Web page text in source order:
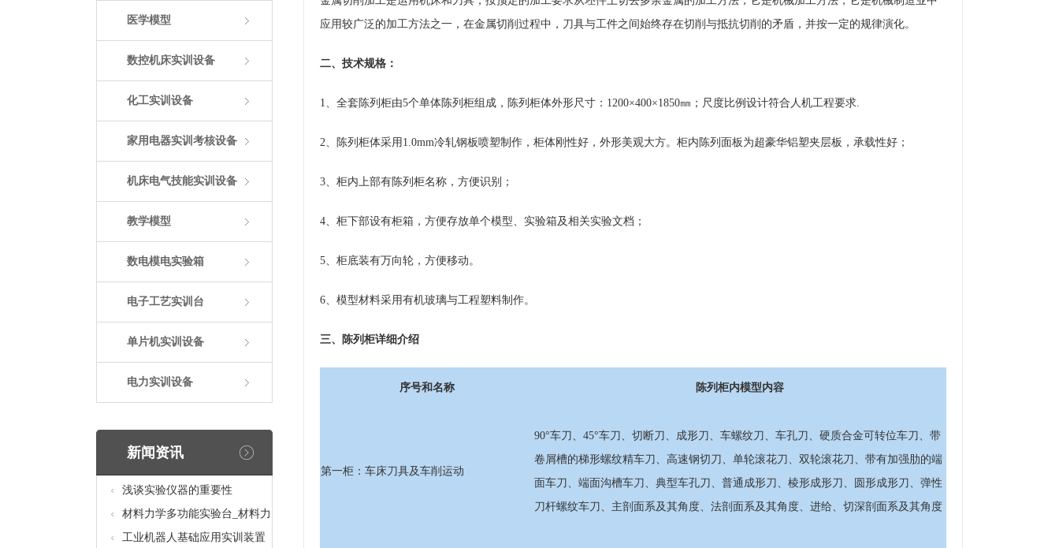
医学模型
数控机床实训设备
化工实训设备
家用电器实训考核设备
机床电气技能实训设备
教学模型
数电模电实验箱
电子工艺实训台
单片机实训设备
电力实训设备
新闻资讯
浅谈实验仪器的重要性
材料力学多功能实验台_材料力
学多功能考核实验实训设备
工业机器人基础应用实训装置
应用较广泛的加工方法之一，在金属切削过程中，刀具与工件之间始终存在切削与抵抗切削的矛盾，并按一定的规律演化。
二、技术规格：
1、全套陈列柜由5个单体陈列柜组成，陈列柜体外形尺寸：1200×400×1850㎜；尺度比例设计符合人机工程要求.
2、陈列柜体采用1.0mm冷轧钢板喷塑制作，柜体刚性好，外形美观大方。柜内陈列面板为超豪华铝塑夹层板，承载性好；
3、柜内上部有陈列柜名称，方便识别；
4、柜下部设有柜箱，方便存放单个模型、实验箱及相关实验文档；
5、柜底装有万向轮，方便移动。
6、模型材料采用有机玻璃与工程塑料制作。
三、陈列柜详细介绍
序号和名称 陈列柜内模型内容
第一柜：车床刀具及车削运动
90°车刀、45°车刀、切断刀、成形刀、车螺纹刀、车孔刀、硬质合金可转位车刀、带
卷屑槽的梯形螺纹精车刀、高速钢切刀、单轮滚花刀、双轮滚花刀、带有加强肋的端
面车刀、端面沟槽车刀、典型车孔刀、普通成形刀、棱形成形刀、圆形成形刀、弹性
刀杆螺纹车刀、主剖面系及其角度、法剖面系及其角度、进给、切深剖面系及其角度